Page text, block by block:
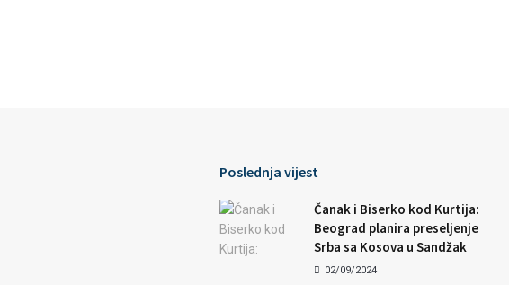
Poslednja vijest
Čanak i Biserko kod Kurtija:
Beograd planira preseljenje
Srba sa Kosova u Sandžak
02/09/2024